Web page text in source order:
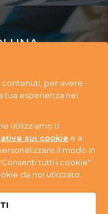
UNA
14 - 33074
365059 - P.IVA
per avere
tua esperienza nel
utilizziamo ti
sui cookie e a
il modo in
tutti i cookie"
da noi utlizzato.